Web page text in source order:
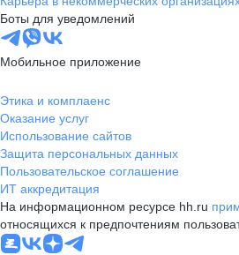
Боты для уведомлений
Мобильное приложение
Этика и комплаенс
Оказание услуг
Использование сайтов
Защита персональных данных
Пользовательское соглашение
ИТ аккредитация
На информационном ресурсе hh.ru
относящихся к предпочтениям